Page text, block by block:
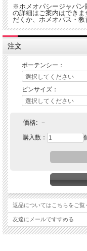
※ホメオパシージャパン
の詳細はご案内はでき
だくか、ホメオパス・教
注文
ポーテンシー：
ビンサイズ：
価格: －
購入数：
返品についてはこちらをご覧
友達にメールですすめる